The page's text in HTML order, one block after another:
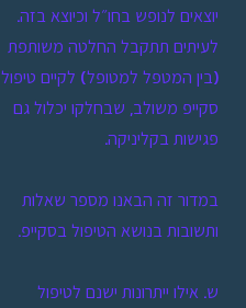
יוצאים לנופש בחו״ל וכיוצא בזה.
לעיתים תתקבל החלטה משותפת
(בין המטפל למטופל) לקיים טיפול
סקייפ משולב, שבחלקו יכלול גם
פגישות בקליניקה.
במדור זה הבאנו מספר שאלות
ותשובות בנושא הטיפול בסקייפ.
ש. אילו ייתרונות ישנם לטיפול